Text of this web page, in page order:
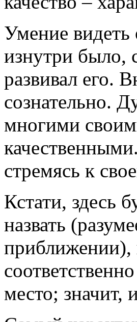
Умение видеть
изнутри было,
развивал его.
сознательно.
многими
стремясь к
Кстати, здесь
назвать
приближении),
место; значит,